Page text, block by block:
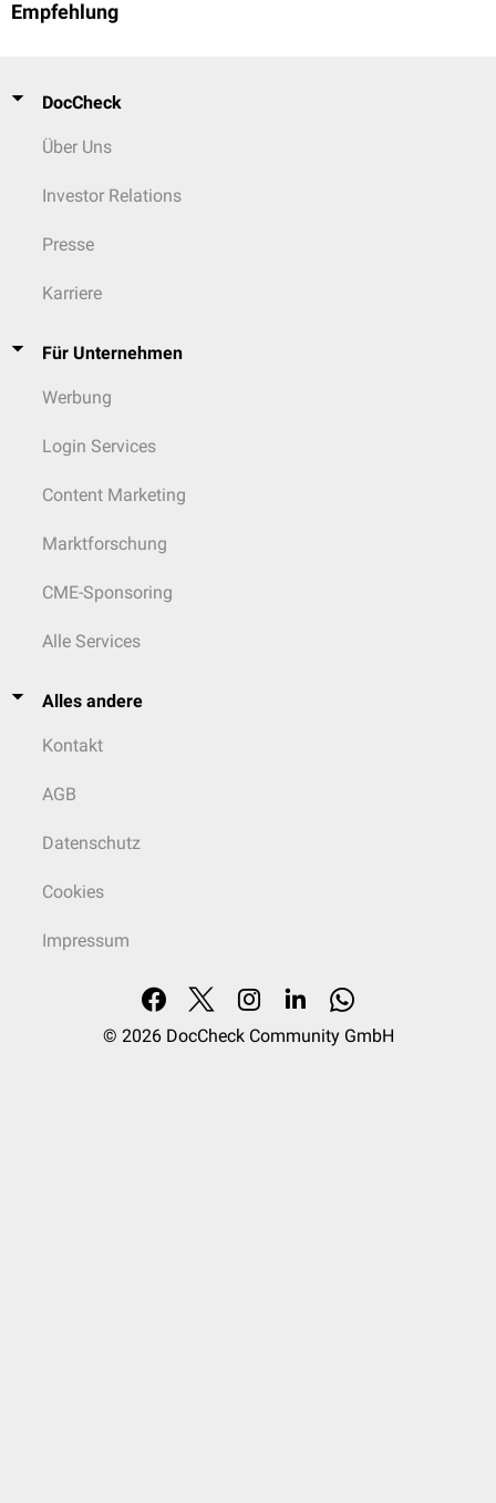
Empfehlung
DocCheck
Über Uns
Investor Relations
Presse
Karriere
Für Unternehmen
Werbung
Login Services
Content Marketing
Marktforschung
CME-Sponsoring
Alle Services
Alles andere
Kontakt
AGB
Datenschutz
Cookies
Impressum
© 2026 DocCheck Community GmbH